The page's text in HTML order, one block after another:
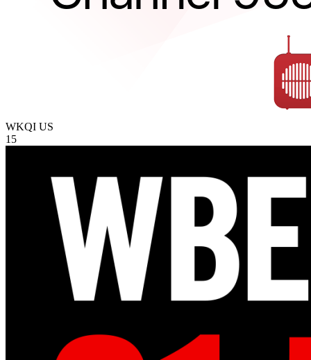
WKQI US
15